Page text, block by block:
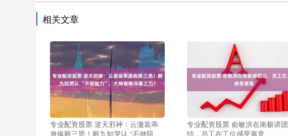
相关文章
专业配资股票 逆天邪神：云澈装乖
激疯殿三思！殿九知哭认 “不做阻
专业配资股票 俞敏洪在南极讲团
结，员工在工位感受寒意